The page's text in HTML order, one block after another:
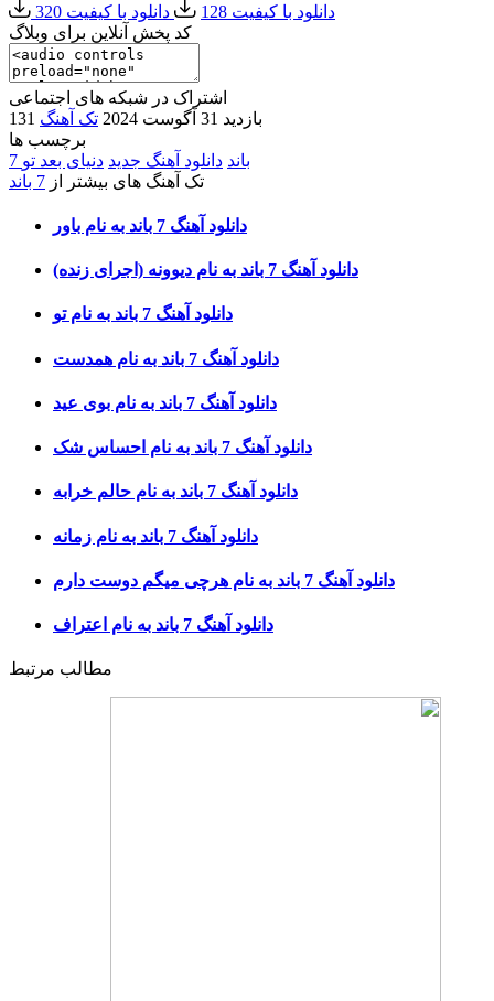
دانلود با کیفیت 128
دانلود با کیفیت 320
کد پخش آنلاین برای وبلاگ
اشتراک در شبکه های اجتماعی
131 بازدید 31 آگوست 2024
تک آهنگ
برچسب ها
7 باند دانلود آهنگ جدید دنیای بعد تو
تک آهنگ های بیشتر از 7 باند
دانلود آهنگ 7 باند به نام باور
دانلود آهنگ 7 باند به نام دیوونه (اجرای زنده)
دانلود آهنگ 7 باند به نام تو
دانلود آهنگ 7 باند به نام همدست
دانلود آهنگ 7 باند به نام بوی عید
دانلود آهنگ 7 باند به نام احساس شک
دانلود آهنگ 7 باند به نام حالم خرابه
دانلود آهنگ 7 باند به نام زمانه
دانلود آهنگ 7 باند به نام هرچی میگم دوست دارم
دانلود آهنگ 7 باند به نام اعتراف
مطالب مرتبط